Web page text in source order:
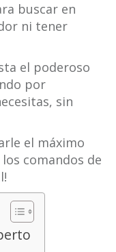
buscar en
ni tener
el poderoso
por
sin
el máximo
comandos de